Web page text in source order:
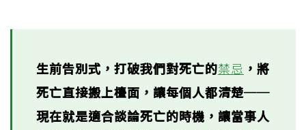
生前告別式，打破我們對死亡的禁忌 ，將
死亡直接搬上檯面，讓每個人都清楚──
現在就是適合談論死亡的時機，讓當事人